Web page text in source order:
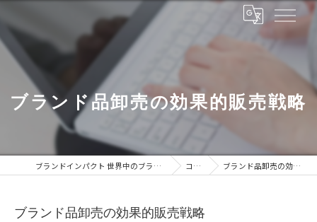
ブランド品卸売の効果的販売戦略
ブランドインパクト 世界中のブランドをあなたの手に コラム ブランド品卸売の効果的販売戦略
ブランド品卸売の効果的販売戦略